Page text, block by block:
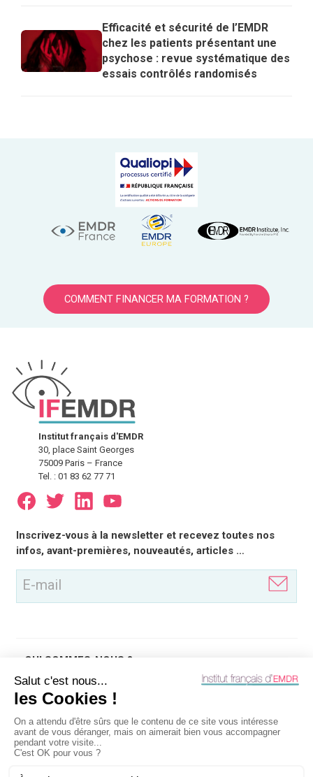
Efficacité et sécurité de l’EMDR
chez les patients présentant une
psychose : revue systématique des
essais contrôlés randomisés
COMMENT FINANCER MA FORMATION ?
Institut français d'EMDR
30, place Saint Georges
75009 Paris – France
Tel. : 01 83 62 77 71
E-
mail
(Nécessaire)
Inscrivez-vous à la newsletter et recevez toutes nos
infos, avant-premières, nouveautés, articles …
QUI SOMMES-NOUS ?
QU'EST-CE QUE